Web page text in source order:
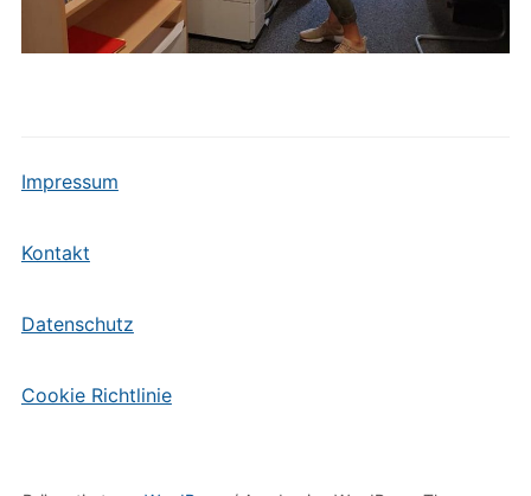
Impressum
Kontakt
Datenschutz
Cookie Richtlinie